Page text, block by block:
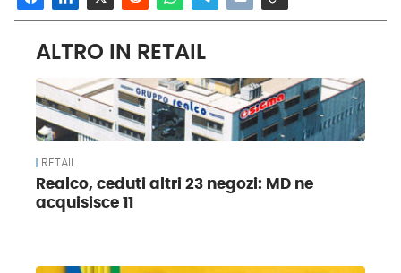
ALTRO IN RETAIL
RETAIL
Realco, ceduti altri 23 negozi: MD ne
acquisisce 11